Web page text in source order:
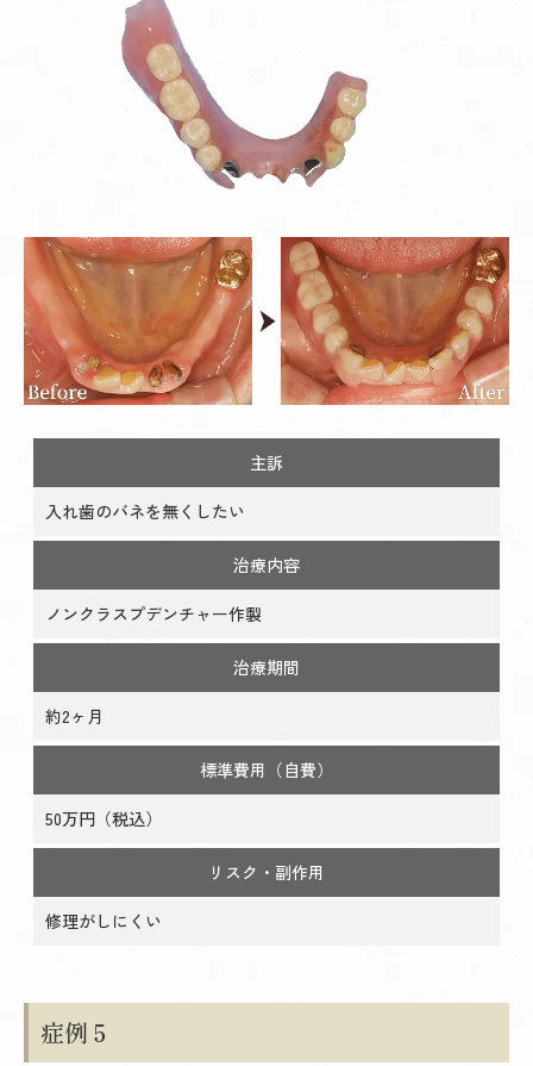
主訴
入れ歯のバネを無くしたい
治療内容
ノンクラスプデンチャー作製
治療期間
約2ヶ月
標準費用（自費）
50万円（税込）
リスク・副作用
修理がしにくい
症例５